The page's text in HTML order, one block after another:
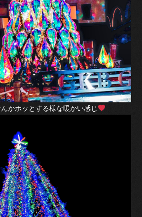
かホッとする様な暖かい感じ